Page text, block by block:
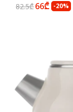
82.5₾66₾ -20%